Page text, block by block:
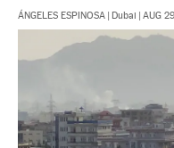
ÁNGELES ESPINOSA Dubai AUG